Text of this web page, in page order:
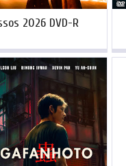
2026 DVD-R